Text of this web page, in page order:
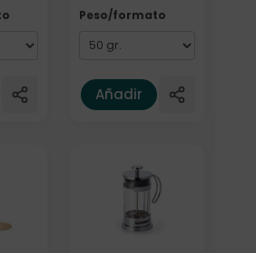
Peso/formato
Añadir